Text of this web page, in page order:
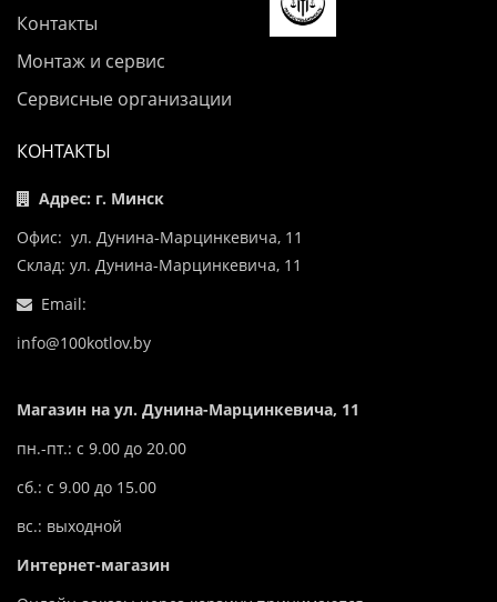
Контакты
Монтаж и сервис
Сервисные организации
КОНТАКТЫ
Адрес: г. Минск
Офис: ул. Дунина-Марцинкевича, 11
Склад: ул. Дунина-Марцинкевича, 11
Email:
info@100kotlov.by
Магазин на ул. Дунина-Марцинкевича, 11
пн.-пт.: с 9.00 до 20.00
сб.: с 9.00 до 15.00
вс.: выходной
Интернет-магазин